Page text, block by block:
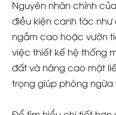
Nguyên nhân chính
điều kiện canh tác
ngầm cao hoặc vườn
việc thiết kế hệ thống
đất và nâng cao mặt
trọng giúp phòng